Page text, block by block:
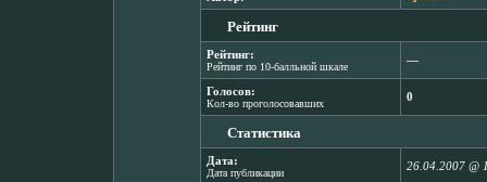
Рейтинг
Рейтинг:
Рейтинг по 10-балльной шкале
―
Голосов:
Кол-во проголосовавших
0
Статистика
Дата:
Дата публикации
26.04.2007 @